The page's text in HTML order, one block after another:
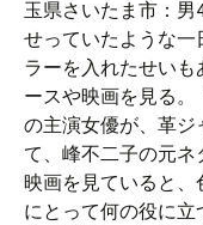
玉県さいたま市：
せっていたような
ラーを入れたせいも
ースや映画を見る
の主演女優が、革
て、峰不二子の元
映画を見ていると
にとって何の役に